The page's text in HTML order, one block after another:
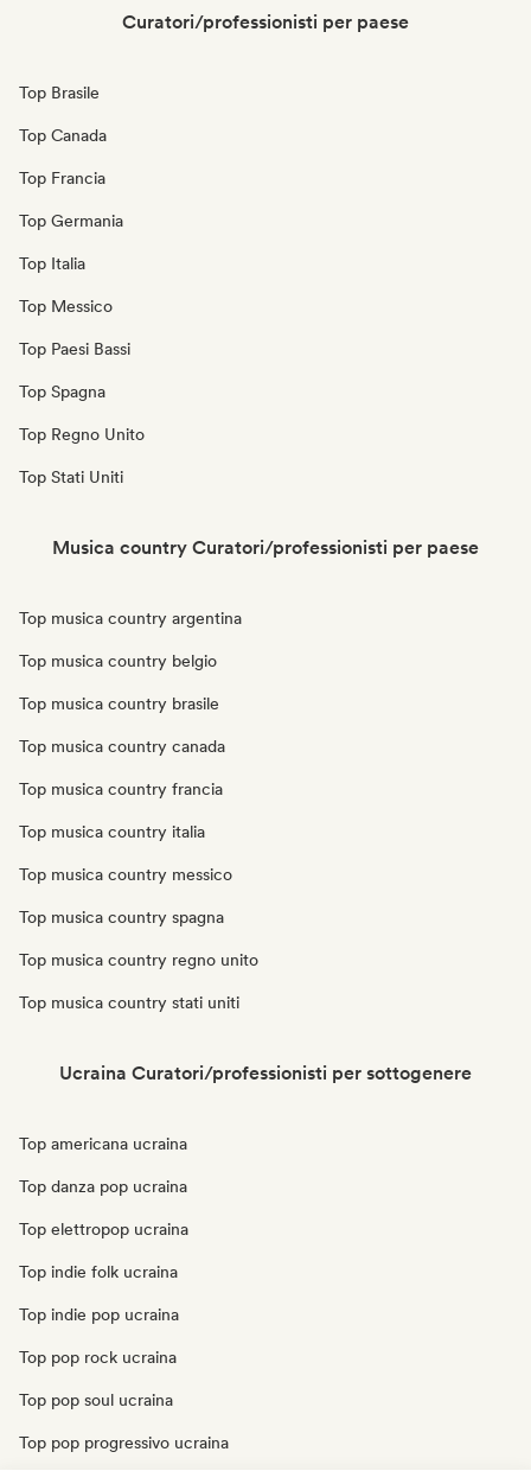
Curatori/professionisti per paese
Top Brasile
Top Canada
Top Francia
Top Germania
Top Italia
Top Messico
Top Paesi Bassi
Top Spagna
Top Regno Unito
Top Stati Uniti
Musica country Curatori/professionisti per paese
Top musica country argentina
Top musica country belgio
Top musica country brasile
Top musica country canada
Top musica country francia
Top musica country italia
Top musica country messico
Top musica country spagna
Top musica country regno unito
Top musica country stati uniti
Ucraina Curatori/professionisti per sottogenere
Top americana ucraina
Top danza pop ucraina
Top elettropop ucraina
Top indie folk ucraina
Top indie pop ucraina
Top pop rock ucraina
Top pop soul ucraina
Top pop progressivo ucraina